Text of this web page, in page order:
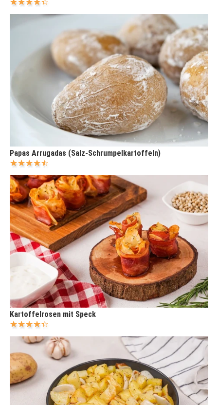
Papas Arrugadas (Salz-Schrumpelkartoffeln)
Kartoffelrosen mit Speck